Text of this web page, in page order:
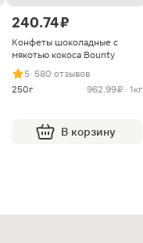
240.74 ₽
Конфеты шоколадные с
мякотью кокоса Bounty
5· 580 отзывов
250г
962.99 ₽ · 1кг
В корзину